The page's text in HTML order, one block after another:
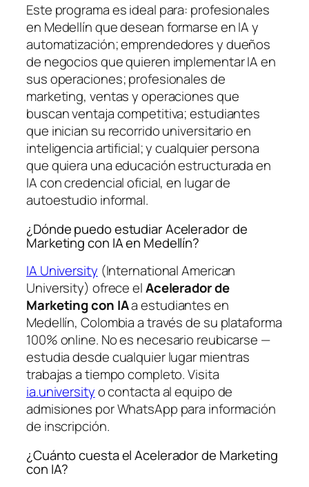
Este programa es ideal para: profesionales
en Medellín que desean formarse en IA y
automatización; emprendedores y dueños
de negocios que quieren implementar IA en
sus operaciones; profesionales de
marketing, ventas y operaciones que
buscan ventaja competitiva; estudiantes
que inician su recorrido universitario en
inteligencia artificial; y cualquier persona
que quiera una educación estructurada en
IA con credencial oficial, en lugar de
autoestudio informal.
¿Dónde puedo estudiar Acelerador de
Marketing con IA en Medellín?
IA University (International American
University) ofrece elAcelerador de
Marketing con IAa estudiantes en
Medellín, Colombia a través de su plataforma
100% online. No es necesario reubicarse —
estudia desde cualquier lugar mientras
trabajas a tiempo completo. Visita
ia.universityo contacta al equipo de
admisiones por WhatsApp para información
de inscripción.
¿Cuánto cuesta el Acelerador de Marketing
con IA?